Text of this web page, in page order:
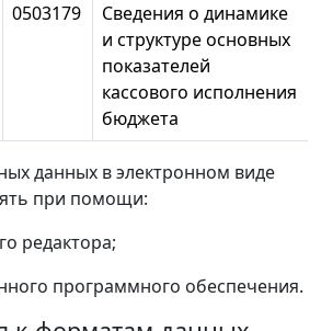
0503179
Сведения о динамике
и структуре основных
показателей
кассового исполнения
бюджета
данных в электронном виде
при помощи:
редактора;
программного обеспечения.